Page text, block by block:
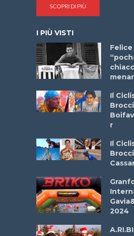
SCOPRI DI PIÙ
I PIÙ VISTI
Il
r
Il
2024